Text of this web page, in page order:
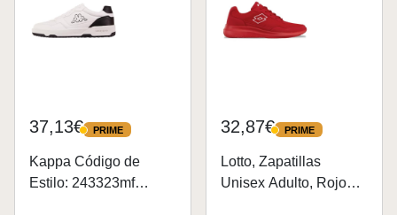
37,13€ PRIME
PRIME
Kappa Código de
Estilo: 243323mf
32,87€ PRIME
PRIME
Lotto, Zapatillas
Unisex Adulto, Rojo